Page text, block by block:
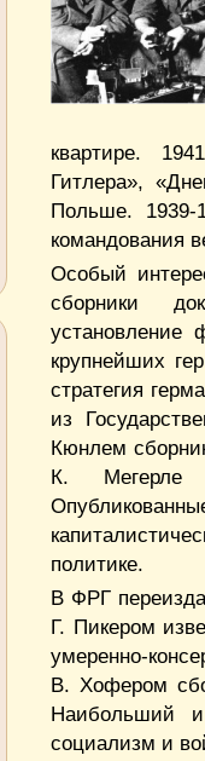
квартире.
Гитлера»,
Польше. 1939-
командования
Особый
сборники
установление
крупнейших
стратегия
из
Кюнлем
К. Мегерле -
политике.
В ФРГ
Г. Пикером
умеренно-
В. Хофером
Наибольший
социализм и